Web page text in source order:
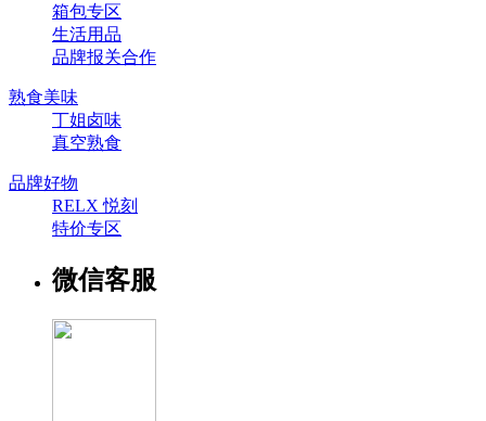
箱包专区
生活用品
品牌报关合作
熟食美味
丁姐卤味
真空熟食
品牌好物
RELX 悦刻
特价专区
微信客服